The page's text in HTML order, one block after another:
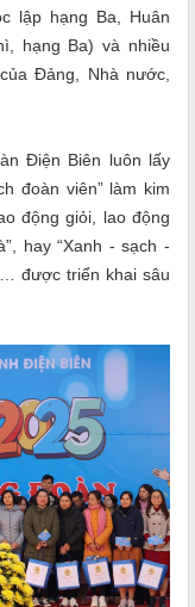
lập hạng Ba, Huân
hạng Ba) và nhiều
Đảng, Nhà nước,
Điện Biên luôn lấy
đoàn viên” làm kim
động giỏi, lao động
hay “Xanh - sạch -
được triển khai sâu